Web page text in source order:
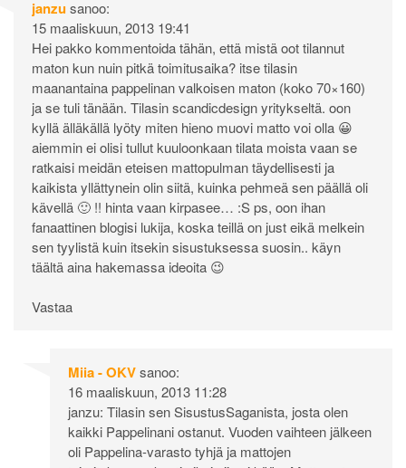
janzusanoo:
15 maaliskuun, 2013 19:41
Hei pakko kommentoida tähän, että mistä oot tilannut
maton kun nuin pitkä toimitusaika? itse tilasin
maanantaina pappelinan valkoisen maton (koko 70×160)
ja se tuli tänään. Tilasin scandicdesign yritykseltä. oon
kyllä älläkällä lyöty miten hieno muovi matto voi olla 😀
aiemmin ei olisi tullut kuuloonkaan tilata moista vaan se
ratkaisi meidän eteisen mattopulman täydellisesti ja
kaikista yllättynein olin siitä, kuinka pehmeä sen päällä oli
kävellä 🙂 !! hinta vaan kirpasee… :S ps, oon ihan
fanaattinen blogisi lukija, koska teillä on just eikä melkein
sen tyylistä kuin itsekin sisustuksessa suosin.. käyn
täältä aina hakemassa ideoita 😉
Vastaa
Miia - OKVsanoo:
16 maaliskuun, 2013 11:28
janzu: Tilasin sen SisustusSaganista, josta olen
kaikki Pappelinani ostanut. Vuoden vaihteen jälkeen
oli Pappelina-varasto tyhjä ja mattojen